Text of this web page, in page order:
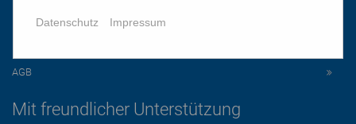
DATENSCHUTZ
AGB
Mit freundlicher Unterstützung
Datenschutz Impressum